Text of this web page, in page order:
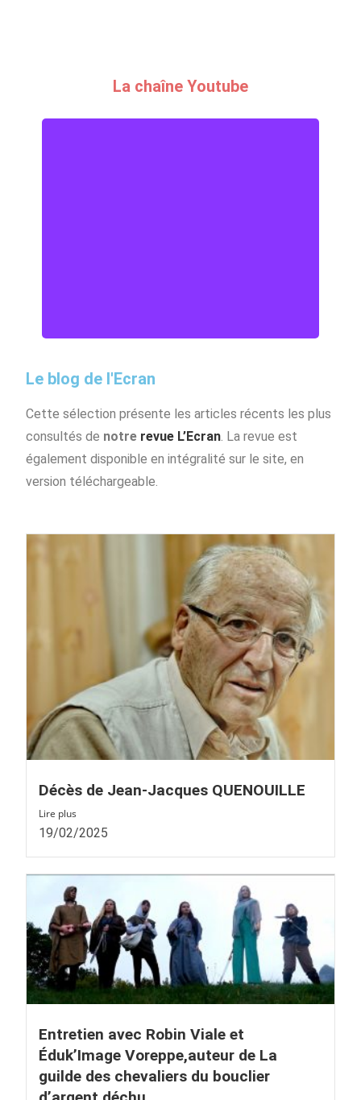
La chaîne Youtube
Le blog de l'Ecran
Cette sélection présente les articles récents les plus
consultés de notre revue L’Ecran. La revue est
également disponible en intégralité sur le site, en
version téléchargeable.
Décès de Jean-Jacques QUENOUILLE
Lire plus
19/02/2025
Entretien avec Robin Viale et
Éduk’Image Voreppe,auteur de La
guilde des chevaliers du bouclier